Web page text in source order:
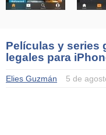
Películas y series
legales para
Elies Guzmán 5 de